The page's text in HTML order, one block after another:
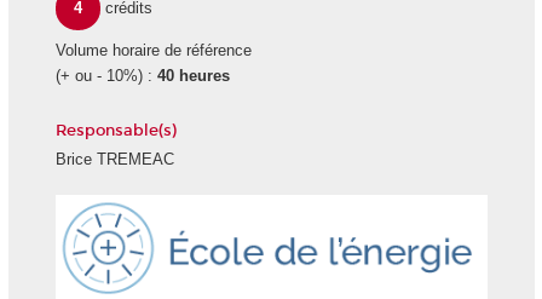
4
crédits
Volume horaire de référence
(+ ou - 10%) : 40 heures
Responsable(s)
Brice TREMEAC